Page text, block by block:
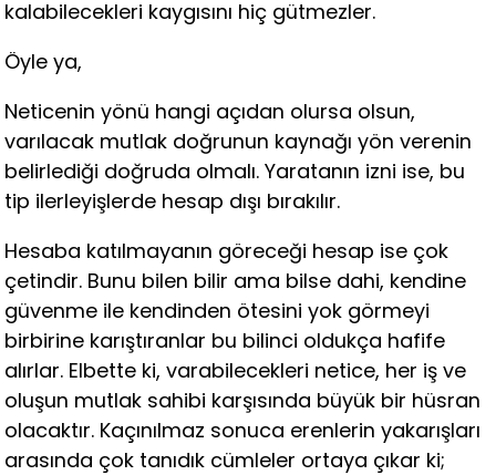
kalabilecekleri kaygısını hiç gütmezler.
Öyle ya,
Neticenin yönü hangi açıdan olursa olsun,
varılacak mutlak doğrunun kaynağı yön verenin
belirlediği doğruda olmalı. Yaratanın izni ise, bu
tip ilerleyişlerde hesap dışı bırakılır.
Hesaba katılmayanın göreceği hesap ise çok
çetindir. Bunu bilen bilir ama bilse dahi, kendine
güvenme ile kendinden ötesini yok görmeyi
birbirine karıştıranlar bu bilinci oldukça hafife
alırlar. Elbette ki, varabilecekleri netice, her iş ve
oluşun mutlak sahibi karşısında büyük bir hüsran
olacaktır. Kaçınılmaz sonuca erenlerin yakarışları
arasında çok tanıdık cümleler ortaya çıkar ki;